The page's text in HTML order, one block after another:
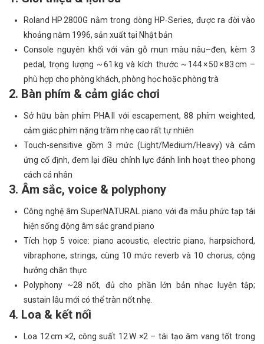
Roland HP 2800G nằm trong dòng HP‑Series, được ra đời vào
khoảng năm 1996, sản xuất tại Nhật bản
Console nguyên khối với vân gỗ mun màu nâu–đen, kèm 3
pedal, trọng lượng ~ 61 kg và kích thước ~ 144 × 50 × 83 cm –
phù hợp cho phòng khách, phòng học hoặc phòng trà
2. Bàn phím & cảm giác chơi
Sở hữu bàn phím PHA II với escapement, 88 phím weighted,
cảm giác phím nặng trầm nhẹ cao rất tự nhiên
Touch-sensitive gồm 3 mức (Light/Medium/Heavy) và cảm
ứng cố định, đem lại điều chỉnh lực đánh linh hoạt theo phong
cách cá nhân
3. Âm sắc, voice & polyphony
Công nghệ âm SuperNATURAL piano với đa mẫu phức tạp tái
hiện sống động âm sắc grand piano
Tích hợp 5 voice: piano acoustic, electric piano, harpsichord,
vibraphone, strings, cùng 10 mức reverb và 10 chorus, cộng
hưởng chân thực
Polyphony ~28 nốt, đủ cho phần lớn bản nhạc luyện tập;
sustain lâu mới có thể tràn nốt nhẹ.
4. Loa & kết nối
Loa 12 cm ×2, công suất 12 W ×2 – tái tạo âm vang tốt trong